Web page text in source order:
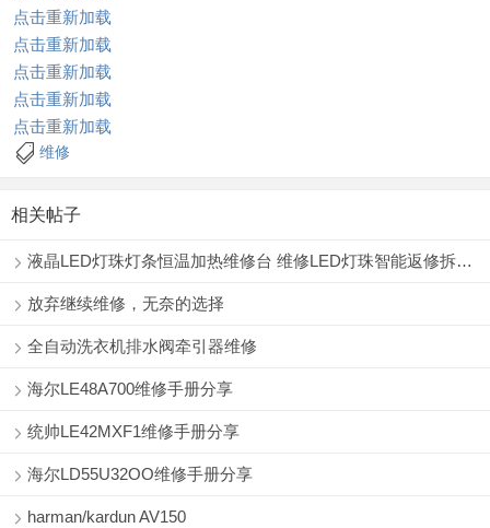
点击重新加载
点击重新加载
点击重新加载
点击重新加载
点击重新加载
维修
相关帖子
液晶LED灯珠灯条恒温加热维修台 维修LED灯珠智能返修拆焊台
放弃继续维修，无奈的选择
全自动洗衣机排水阀牵引器维修
海尔LE48A700维修手册分享
统帅LE42MXF1维修手册分享
海尔LD55U32OO维修手册分享
harman/kardun AV150